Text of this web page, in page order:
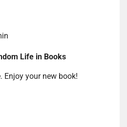
Life in Books
Enjoy your new book!